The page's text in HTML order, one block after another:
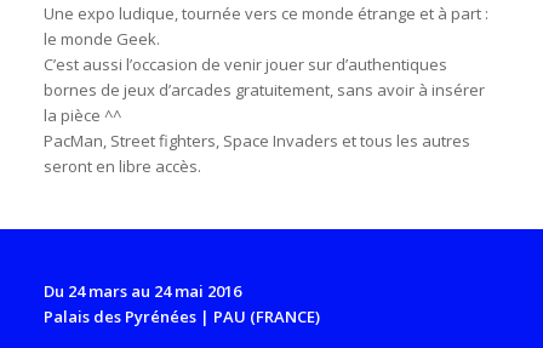
Une expo ludique, tournée vers ce monde étrange et à part :
le monde Geek.
C’est aussi l’occasion de venir jouer sur d’authentiques
bornes de jeux d’arcades gratuitement, sans avoir à insérer
la pièce ^^
PacMan, Street fighters, Space Invaders et tous les autres
seront en libre accès.
Du 24 mars au 24 mai 2016
Palais des Pyrénées | PAU (FRANCE)